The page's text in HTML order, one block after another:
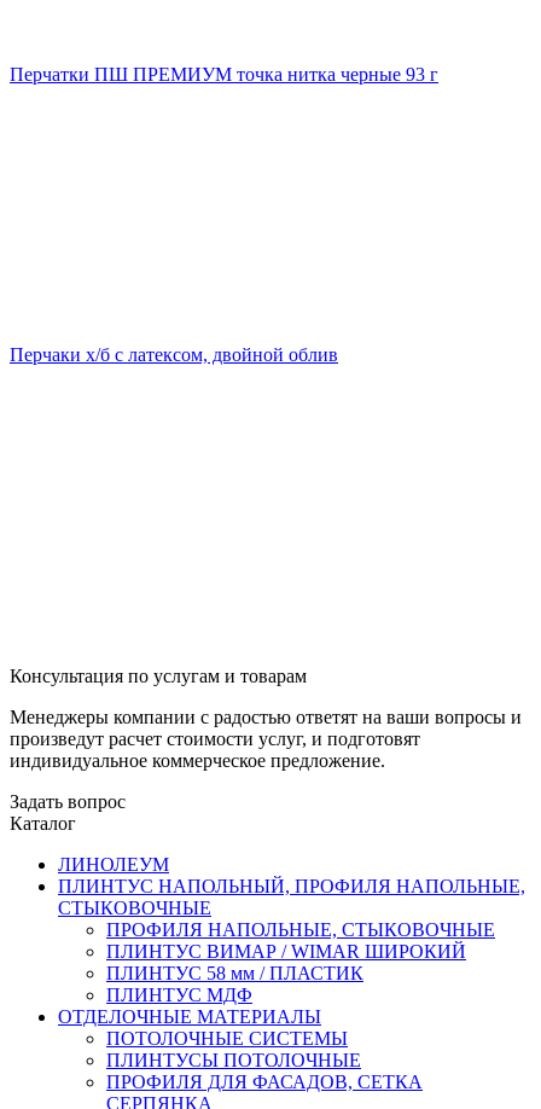
Перчатки ПШ ПРЕМИУМ точка нитка черные 93 г
Перчаки х/б с латексом, двойной облив
Консультация по услугам и товарам
Менеджеры компании с радостью ответят на ваши вопросы и
произведут расчет стоимости услуг, и подготовят
индивидуальное коммерческое предложение.
Задать вопрос
Каталог
ЛИНОЛЕУМ
ПЛИНТУС НАПОЛЬНЫЙ, ПРОФИЛЯ НАПОЛЬНЫЕ,
СТЫКОВОЧНЫЕ
ПРОФИЛЯ НАПОЛЬНЫЕ, СТЫКОВОЧНЫЕ
ПЛИНТУС ВИМАР / WIMAR ШИРОКИЙ
ПЛИНТУС 58 мм / ПЛАСТИК
ПЛИНТУС МДФ
ОТДЕЛОЧНЫЕ МАТЕРИАЛЫ
ПОТОЛОЧНЫЕ СИСТЕМЫ
ПЛИНТУСЫ ПОТОЛОЧНЫЕ
ПРОФИЛЯ ДЛЯ ФАСАДОВ, СЕТКА
СЕРПЯНКА